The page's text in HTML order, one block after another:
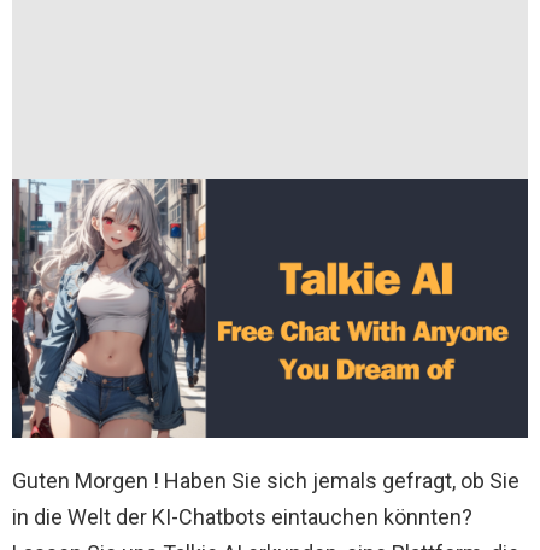
Guten Morgen ! Haben Sie sich jemals gefragt, ob Sie
in die Welt der KI-Chatbots eintauchen könnten?